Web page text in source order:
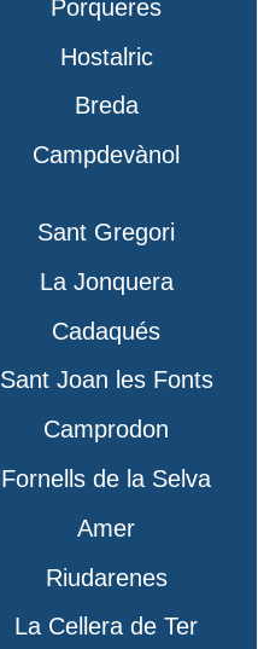
Porqueres
Hostalric
Breda
Campdevànol
Sant Gregori
La Jonquera
Cadaqués
Sant Joan les Fonts
Camprodon
Fornells de la Selva
Amer
Riudarenes
La Cellera de Ter